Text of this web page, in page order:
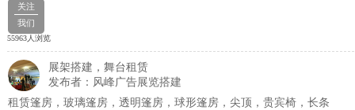
55963人浏览
展架搭建，舞台租赁
发布者：风峰广告展览搭建
租赁篷房，玻璃篷房，透明篷房，球形篷房，尖顶，贵宾椅，长条
关注
我们